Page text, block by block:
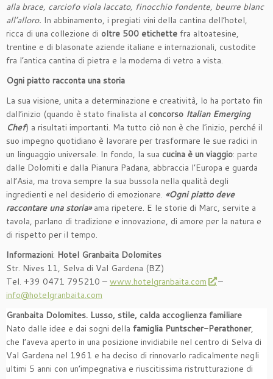
alla brace, carciofo viola laccato, finocchio fondente, beurre blanc
all’alloro. In abbinamento, i pregiati vini della cantina dell’hotel,
ricca di una collezione di oltre 500 etichette fra altoatesine,
trentine e di blasonate aziende italiane e internazionali, custodite
fra l’antica cantina di pietra e la moderna di vetro a vista.
Ogni piatto racconta una storia
La sua visione, unita a determinazione e creatività, lo ha portato fin
dall’inizio (quando è stato finalista al concorso Italian Emerging
Chef) a risultati importanti. Ma tutto ciò non è che l’inizio, perché il
suo impegno quotidiano è lavorare per trasformare le sue radici in
un linguaggio universale. In fondo, la sua cucina è un viaggio: parte
dalle Dolomiti e dalla Pianura Padana, abbraccia l’Europa e guarda
all’Asia, ma trova sempre la sua bussola nella qualità degli
ingredienti e nel desiderio di emozionare. «Ogni piatto deve
raccontare una storia»ama ripetere. E le storie di Marc, servite a
tavola, parlano di tradizione e innovazione, di amore per la natura e
di rispetto per il tempo.
Informazioni: Hotel Granbaita Dolomites
Str. Nives 11, Selva di Val Gardena (BZ)
Tel. +39 0471 795210 – www.hotelgranbaita.com
–
info@hotelgranbaita.com
Granbaita Dolomites. Lusso, stile, calda accoglienza familiare
Nato dalle idee e dai sogni della famiglia Puntscher-Perathoner,
che l’aveva aperto in una posizione invidiabile nel centro di Selva di
Val Gardena nel 1961 e ha deciso di rinnovarlo radicalmente negli
ultimi 5 anni con un’impegnativa e riuscitissima ristrutturazione di